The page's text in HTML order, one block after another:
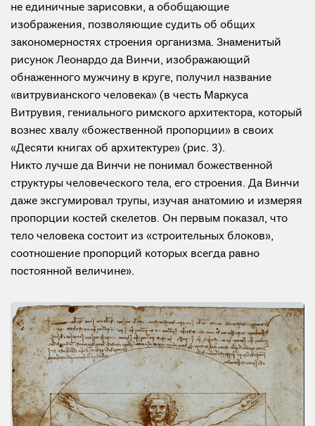
не единичные зарисовки, а обобщающие
изображения, позволяющие судить об общих
закономерностях строения организма. Знаменитый
рисунок Леонардо да Винчи, изображающий
обнаженного мужчину в круге, получил название
«витрувианского человека» (в честь Маркуса
Витрувия, гениального римского архитектора, который
вознес хвалу «божественной пропорции» в своих
«Десяти книгах об архитектуре» (рис. 3).
Никто лучше да Винчи не понимал божественной
структуры человеческого тела, его строения. Да Винчи
даже эксгумировал трупы, изучая анатомию и измеряя
пропорции костей скелетов. Он первым показал, что
тело человека состоит из «строительных блоков»,
соотношение пропорций которых всегда равно
постоянной величине».